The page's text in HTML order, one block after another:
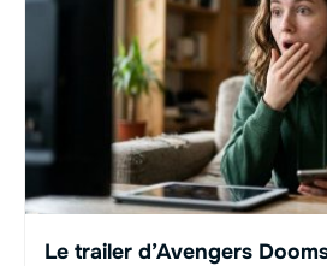
Le trailer d’Avengers